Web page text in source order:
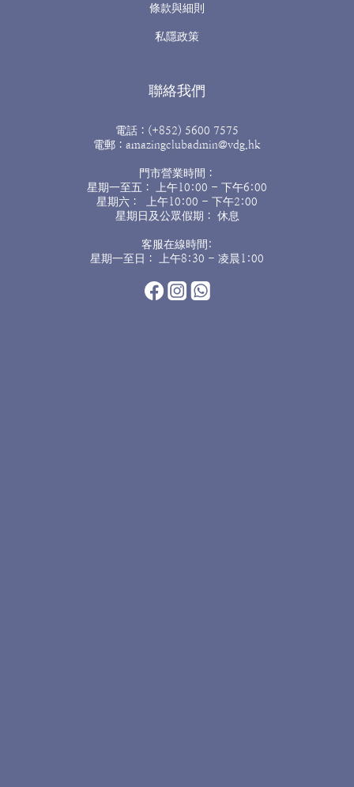
條款與細則
私隱政策
聯絡我們
電話：(+852) 5600 7575
電郵：amazingclubadmin@vdg.hk
門市營業時間：
星期一至五： 上午10:00 - 下午6:00
星期六： 上午10:00 - 下午2:00
星期日及公眾假期： 休息
客服在線時間:
星期一至日： 上午8:30 - 凌晨1:00